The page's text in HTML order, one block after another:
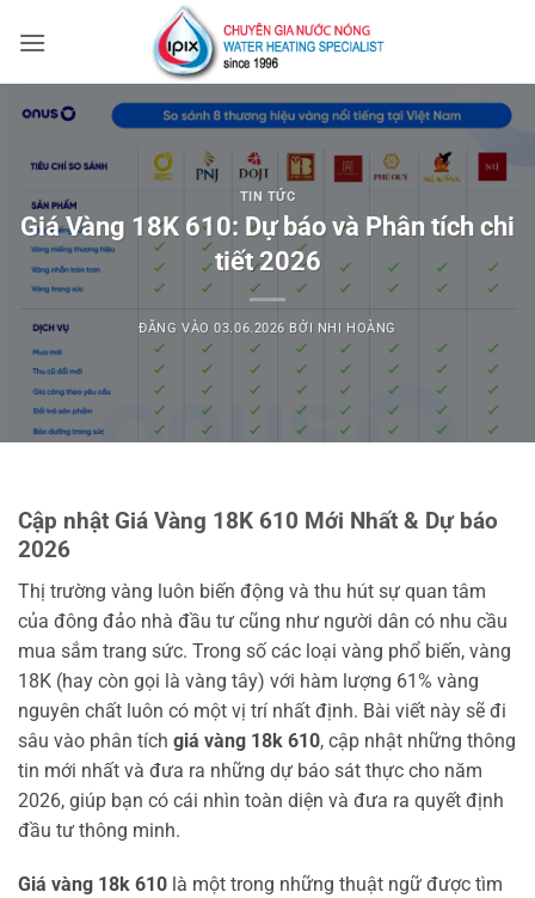
qua
dung
TIN TỨC
Giá Vàng 18K 610: Dự báo và Phân tích chi
tiết 2026
ĐĂNG VÀO03.06.2026 BỞI NHI HOÀNG
Cập nhật Giá Vàng 18K 610 Mới Nhất & Dự báo
2026
Thị trường vàng luôn biến động và thu hút sự quan tâm
của đông đảo nhà đầu tư cũng như người dân có nhu cầu
mua sắm trang sức. Trong số các loại vàng phổ biến, vàng
18K (hay còn gọi là vàng tây) với hàm lượng 61% vàng
nguyên chất luôn có một vị trí nhất định. Bài viết này sẽ đi
sâu vào phân tích giá vàng 18k 610, cập nhật những thông
tin mới nhất và đưa ra những dự báo sát thực cho năm
2026, giúp bạn có cái nhìn toàn diện và đưa ra quyết định
đầu tư thông minh.
Giá vàng 18k 610 là một trong những thuật ngữ được tìm